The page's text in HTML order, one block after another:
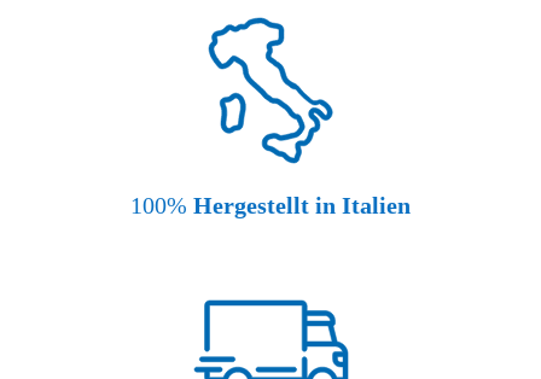
100% Hergestellt in Italien